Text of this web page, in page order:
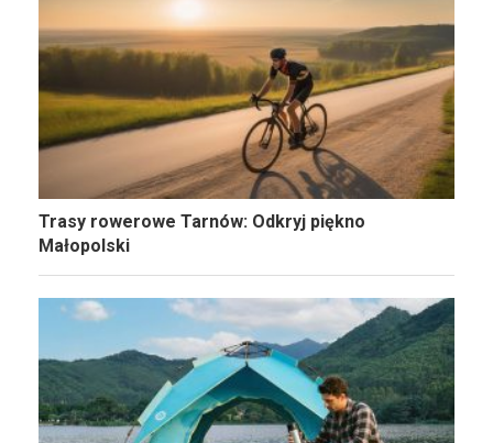
Trasy rowerowe Tarnów: Odkryj piękno
Małopolski